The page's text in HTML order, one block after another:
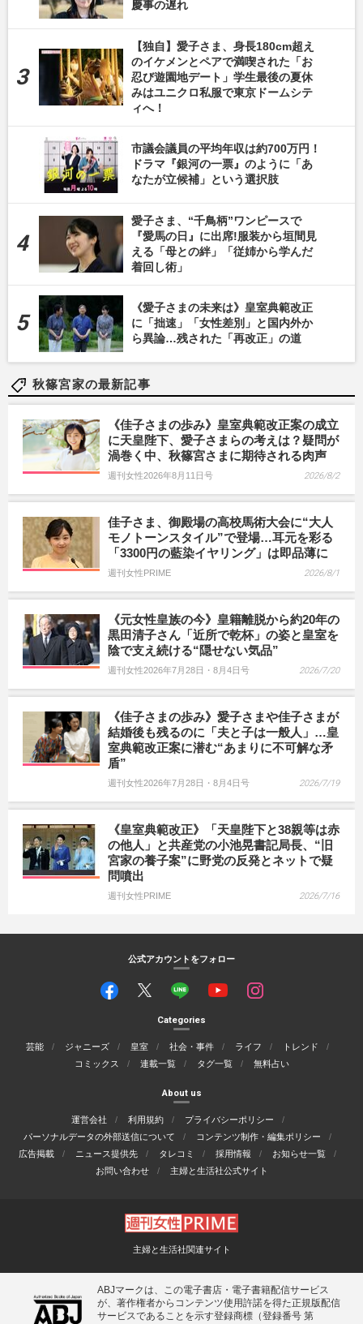
慶事の遅れ
【独自】愛子さま、身長180cm超え
のイケメンとペアで満喫された「お
忍び遊園地デート」学生最後の夏休
みはユニクロ私服で東京ドームシテ
ィへ！
市議会議員の平均年収は約700万円！
ドラマ『銀河の一票』のように「あ
なたが立候補」という選択肢
愛子さま、“千鳥柄”ワンピースで
『愛馬の日』に出席!服装から垣間見
える「母との絆」「従姉から学んだ
着回し術」
《愛子さまの未来は》皇室典範改正
に「拙速」「女性差別」と国内外か
ら異論…残された「再改正」の道
秋篠宮家の最新記事
《佳子さまの歩み》皇室典範改正案の成立
に天皇陛下、愛子さまらの考えは？疑問が
渦巻く中、秋篠宮さまに期待される肉声
週刊女性2026年8月11日号 2026/8/2
佳子さま、御殿場の高校馬術大会に“大人
モノトーンスタイル”で登場…耳元を彩る
「3300円の藍染イヤリング」は即品薄に
週刊女性PRIME 2026/8/1
《元女性皇族の今》皇籍離脱から約20年の
黒田清子さん「近所で乾杯」の姿と皇室を
陰で支え続ける“隠せない気品”
週刊女性2026年7月28日・8月4日号 2026/7/20
《佳子さまの歩み》愛子さまや佳子さまが
結婚後も残るのに「夫と子は一般人」…皇
室典範改正案に潜む“あまりに不可解な矛
盾”
週刊女性2026年7月28日・8月4日号 2026/7/19
《皇室典範改正》「天皇陛下と38親等は赤
の他人」と共産党の小池晃書記局長、“旧
宮家の養子案”に野党の反発とネットで疑
問噴出
週刊女性PRIME 2026/7/16
公式アカウントをフォロー
Categories
芸能 ジャニーズ 皇室 社会・事件 ライフ
トレンド
コミックス
連載一覧 タグ一覧 無料占い
About us
運営会社 利用規約
プライバシーポリシー
パーソナルデータの外部送信について
コンテンツ制作・編集ポリシー
広告掲載
ニュース提供先 タレコミ 採用情報
お知らせ一覧
お問い合わせ
主婦と生活社公式サイト
主婦と生活社関連サイト
ABJマークは、この電子書店・電子書籍配信サービス
が、著作権者からコンテンツ使用許諾を得た正規版配信
サービスであることを示す登録商標（登録番号 第